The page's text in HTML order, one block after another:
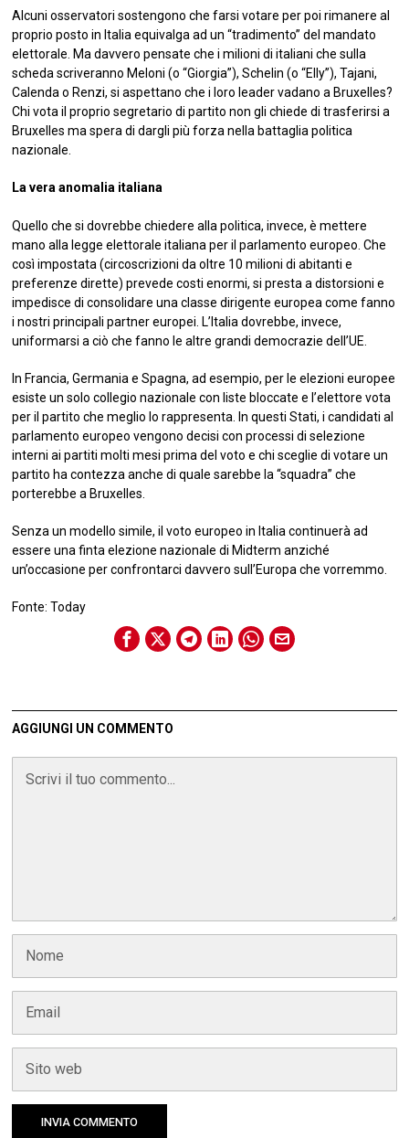
Alcuni osservatori sostengono che farsi votare per poi rimanere al
proprio posto in Italia equivalga ad un “tradimento” del mandato
elettorale. Ma davvero pensate che i milioni di italiani che sulla
scheda scriveranno Meloni (o “Giorgia”), Schelin (o “Elly”), Tajani,
Calenda o Renzi, si aspettano che i loro leader vadano a Bruxelles?
Chi vota il proprio segretario di partito non gli chiede di trasferirsi a
Bruxelles ma spera di dargli più forza nella battaglia politica
nazionale.
La vera anomalia italiana
Quello che si dovrebbe chiedere alla politica, invece, è mettere
mano alla legge elettorale italiana per il parlamento europeo. Che
così impostata (circoscrizioni da oltre 10 milioni di abitanti e
preferenze dirette) prevede costi enormi, si presta a distorsioni e
impedisce di consolidare una classe dirigente europea come fanno
i nostri principali partner europei. L’Italia dovrebbe, invece,
uniformarsi a ciò che fanno le altre grandi democrazie dell’UE.
In Francia, Germania e Spagna, ad esempio, per le elezioni europee
esiste un solo collegio nazionale con liste bloccate e l’elettore vota
per il partito che meglio lo rappresenta. In questi Stati, i candidati al
parlamento europeo vengono decisi con processi di selezione
interni ai partiti molti mesi prima del voto e chi sceglie di votare un
partito ha contezza anche di quale sarebbe la “squadra” che
porterebbe a Bruxelles.
Senza un modello simile, il voto europeo in Italia continuerà ad
essere una finta elezione nazionale di Midterm anziché
un’occasione per confrontarci davvero sull’Europa che vorremmo.
Fonte: Today
AGGIUNGI UN COMMENTO